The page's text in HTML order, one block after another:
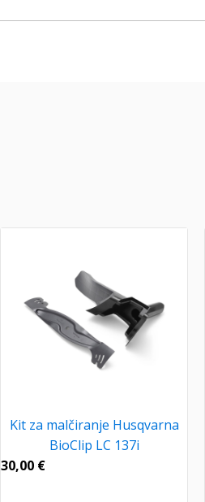
Kit za malčiranje Husqvarna
BioClip LC 137i
30,00 €